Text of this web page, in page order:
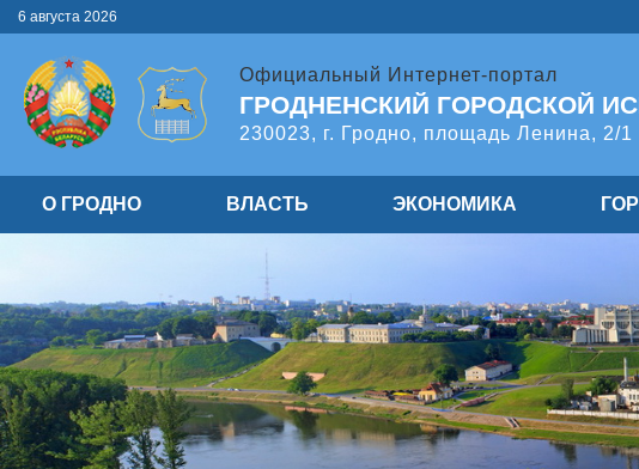
6 августа 2026
Официальный Интернет-портал
ГРОДНЕНСКИЙ ГОРОДСКОЙ
230023, г. Гродно, площадь Ленина, 2/1
О ГРОДНО ВЛАСТЬ ЭКОНОМИКА